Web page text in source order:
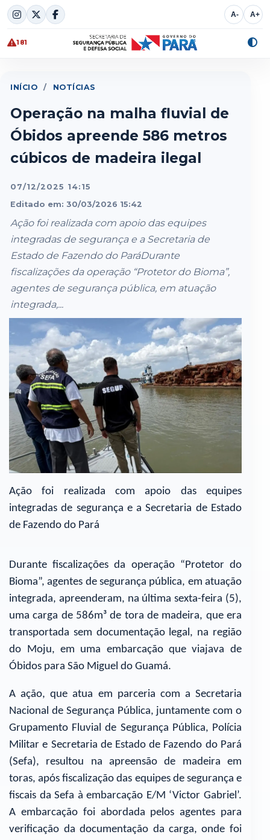
Skip
to
content
A- A+
181
INÍCIO / NOTÍCIAS
Operação na malha fluvial de
Óbidos apreende 586 metros
cúbicos de madeira ilegal
07/12/2025 14:15
Editado em: 30/03/2026 15:42
Ação foi realizada com apoio das equipes
integradas de segurança e a Secretaria de
Estado de Fazendo do ParáDurante
fiscalizações da operação “Protetor do Bioma”,
agentes de segurança pública, em atuação
integrada,...
Ação foi realizada com apoio das equipes
integradas de segurança e a Secretaria de Estado
de Fazendo do Pará
Durante fiscalizações da operação “Protetor do
Bioma”, agentes de segurança pública, em atuação
integrada, apreenderam, na última sexta-feira (5),
uma carga de 586m³ de tora de madeira, que era
transportada sem documentação legal, na região
do Moju, em uma embarcação que viajava de
Óbidos para São Miguel do Guamá.
A ação, que atua em parceria com a Secretaria
Nacional de Segurança Pública, juntamente com o
Grupamento Fluvial de Segurança Pública, Polícia
Militar e Secretaria de Estado de Fazendo do Pará
(Sefa), resultou na apreensão de madeira em
toras, após fiscalização das equipes de segurança e
fiscais da Sefa à embarcação E/M ‘Victor Gabriel’.
A embarcação foi abordada pelos agentes para
verificação da documentação da carga, onde foi